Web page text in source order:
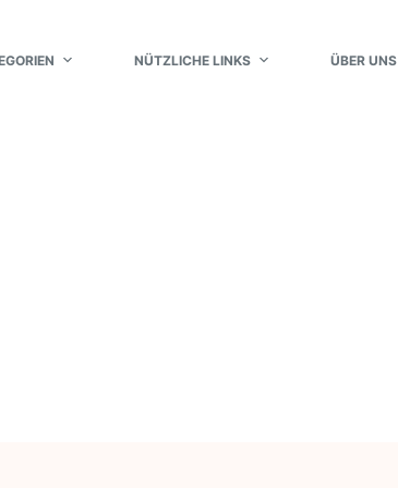
NÜTZLICHE LINKS ÜBER UNS